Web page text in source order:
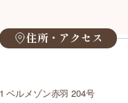
住所・アクセス
ベルメゾン赤羽 204号